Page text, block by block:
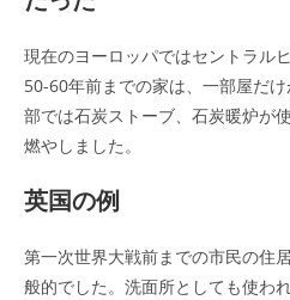
現在のヨーロッパではセントラル
50-60年前までの家は、一部屋だ
部では石炭ストーブ、石炭暖炉が
燃やしました。
英国の例
第一次世界大戦前までの市民の住
般的でした。洗面所としても使わ